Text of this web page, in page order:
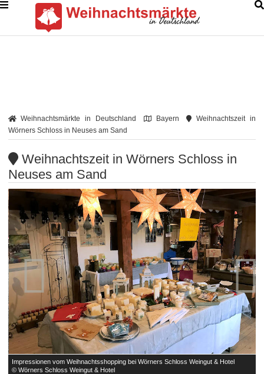
Weihnachtsmärkte in Deutschland Bayern
Weihnachtszeit in
Wörners Schloss in Neuses am Sand
Weihnachtszeit in Wörners Schloss in
Neuses am Sand
Impressionen vom Weihnachtsshopping bei Wörners Schloss Weingut & Hotel
© Wörners Schloss Weingut & Hotel
 